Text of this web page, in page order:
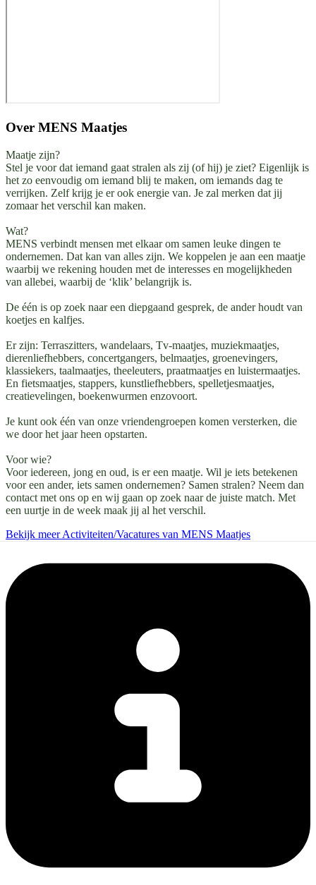
Over MENS Maatjes
Maatje zijn?
Stel je voor dat iemand gaat stralen als zij (of hij) je ziet? Eigenlijk is
het zo eenvoudig om iemand blij te maken, om iemands dag te
verrijken. Zelf krijg je er ook energie van. Je zal merken dat jij
zomaar het verschil kan maken.
Wat?
MENS verbindt mensen met elkaar om samen leuke dingen te
ondernemen. Dat kan van alles zijn. We koppelen je aan een maatje
waarbij we rekening houden met de interesses en mogelijkheden
van allebei, waarbij de ‘klik’ belangrijk is.
De één is op zoek naar een diepgaand gesprek, de ander houdt van
koetjes en kalfjes.
Er zijn: Terraszitters, wandelaars, Tv-maatjes, muziekmaatjes,
dierenliefhebbers, concertgangers, belmaatjes, groenevingers,
klassiekers, taalmaatjes, theeleuters, praatmaatjes en luistermaatjes.
En fietsmaatjes, stappers, kunstliefhebbers, spelletjesmaatjes,
creatievelingen, boekenwurmen enzovoort.
Je kunt ook één van onze vriendengroepen komen versterken, die
we door het jaar heen opstarten.
Voor wie?
Voor iedereen, jong en oud, is er een maatje. Wil je iets betekenen
voor een ander, iets samen ondernemen? Samen stralen? Neem dan
contact met ons op en wij gaan op zoek naar de juiste match. Met
een uurtje in de week maak jij al het verschil.
Bekijk meer Activiteiten/Vacatures van MENS Maatjes